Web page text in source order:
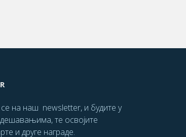
се на наш newsletter, и будите у
те освојите
и друге награде.